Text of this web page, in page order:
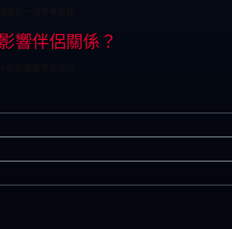
響伴侶關係？